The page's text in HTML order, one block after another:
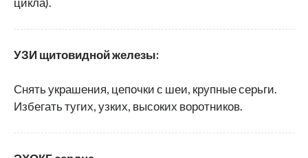
УЗИ щитовидной железы:
Снять украшения, цепочки с шеи, крупные серьги.
Избегать тугих, узких, высоких воротников.